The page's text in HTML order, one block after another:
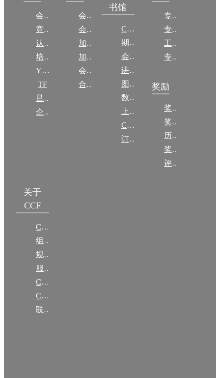
会议
竞赛
认证
培训
YOCSEF
TF
吕梁振兴
企智会
会员简介
会员权益
加入CCF
加入CCF
会员交费
合作伙伴
书馆
CCCF
期刊
会议
讲稿
图集
数图编审委员会
上传/发布作品
CCF DL Focus
订阅《计算》
专委简介
专委条例
工作问答
专委名单
奖励
奖励动态
奖励目录
历年获奖名单
奖项推荐
评奖条例
关于
CCF
CCF简介
组织机构
规章
服务项目
CCF大事记
CCF创建60周年
联系我们